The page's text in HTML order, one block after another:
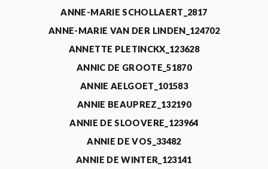
ANNE-MARIE SCHOLLAERT_2817
ANNE-MARIE VAN DER LINDEN_124702
ANNETTE PLETINCKX_123628
ANNIC DE GROOTE_51870
ANNIE AELGOET_101583
ANNIE BEAUPREZ_132190
ANNIE DE SLOOVERE_123964
ANNIE DE VOS_33482
ANNIE DE WINTER_123141